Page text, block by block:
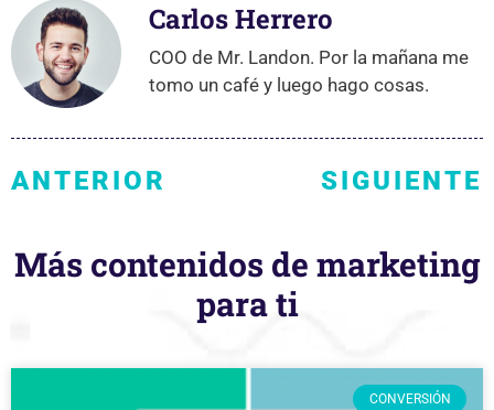
Carlos Herrero
COO de Mr. Landon. Por la mañana me
tomo un café y luego hago cosas.
ANTERIOR SIGUIENTE
Más contenidos de marketing
para ti
CONVERSIÓN